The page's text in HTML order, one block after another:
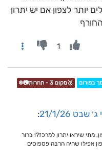
יותר לצפון אם יש יתרון
1
בפורום 🥉מקום 3 - תחרות📷❄️
21/1/26
:
מתי שיראו יתרון למרכז?! ברור
אפילו שהיה הרבה פספוסים